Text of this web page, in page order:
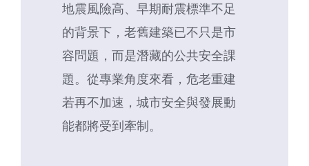
地震風險高、早期耐震標準不足
的背景下，老舊建築已不只是市
容問題，而是潛藏的公共安全課
題。從專業角度來看，危老重建
若再不加速，城市安全與發展動
能都將受到牽制。